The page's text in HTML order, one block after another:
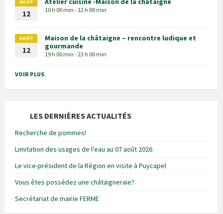
AOÛT
12 10 h 00 min - 12 h 00 min
AOÛT
12
Maison de la châtaigne – rencontre ludique et
gourmande
19 h 00 min - 23 h 00 min
VOIR PLUS
LES DERNIÈRES ACTUALITÉS
Recherche de pommes!
Limitation des usages de l’eau au 07 août 2026
Le vice-président de la Région en visite à Puycapel
Vous êtes possédez une châtaigneraie?
Secrétariat de mairie FERME